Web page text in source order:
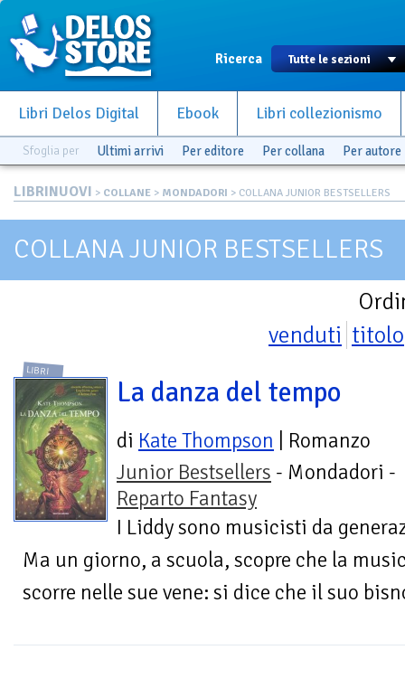
Ricerca
Libri Delos Digital Ebook Libri collezionismo
Sfoglia per Ultimi arrivi Per editore Per collana Per autore
LIBRINUOVI > COLLANE > MONDADORI > COLLANA JUNIOR BESTSELLERS
COLLANA JUNIOR BESTSELLERS
venduti titolo
LIBRI
La danza del tempo
di Kate Thompson | Romanzo
Junior Bestsellers - Mondadori -
Reparto Fantasy
I Liddy sono musicisti da
Ma un giorno, a scuola, scopre che la
scorre nelle sue vene: si dice che il suo